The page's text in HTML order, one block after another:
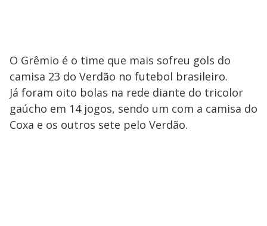
O Grêmio é o time que mais sofreu gols do
camisa 23 do Verdão no futebol brasileiro.
Já foram oito bolas na rede diante do tricolor
gaúcho em 14 jogos, sendo um com a camisa do
Coxa e os outros sete pelo Verdão.